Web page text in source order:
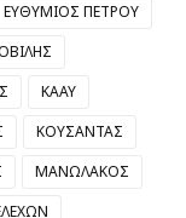
ΕΥΘΥΜΙΟΣ ΠΕΤΡΟΥ
ΚΑΑΥ
ΚΟΥΣΑΝΤΑΣ
ΜΑΝΩΛΑΚΟΣ